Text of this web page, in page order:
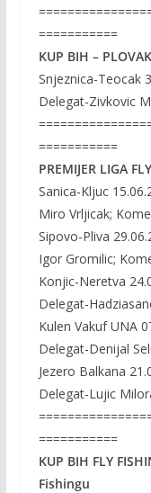
===========
KUP BIH – PLOVAK
Snjeznica-Teocak
Delegat-Zivkovic
===========
PREMIJER LIGA
Sanica-Kljuc
Miro Vrljicak;
Sipovo-Pliva
Igor Gromilic;
Konjic-Neretva
Delegat-
Kulen Vakuf UNA
Delegat-Denijal
Jezero Balkana
Delegat-Lujic
===========
KUP BIH FLY
Fishingu